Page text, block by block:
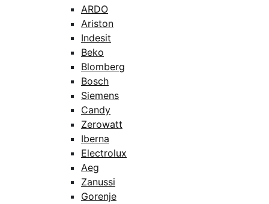
ARDO
Ariston
Indesit
Beko
Blomberg
Bosch
Siemens
Candy
Zerowatt
Iberna
Electrolux
Aeg
Zanussi
Gorenje